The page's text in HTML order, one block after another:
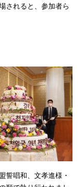
されると、参加者ら
誓唱和、文孝進様・